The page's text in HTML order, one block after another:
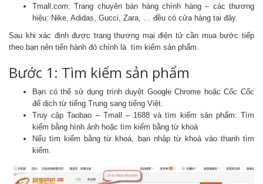
Tmall.com: Trang chuyên bán hàng chính hàng – các thương
hiệu: Nike, Adidas, Gucci, Zara, … đều có cửa hàng tại đây.
Sau khi xác định được trang thương mại điện tử cần mua bước tiếp
theo bạn nên tiến hành đó chính là tìm kiếm sản phẩm.
Bước 1: Tìm kiếm sản phẩm
Bạn có thể sử dụng trình duyệt Google Chrome hoặc Cốc Cốc
để dịch từ tiếng Trung sang tiếng Việt.
Truy cập Taobao – Tmall – 1688 và tìm kiếm sản phẩm: Tìm
kiếm bằng hình ảnh hoặc tìm kiếm bằng từ khoá
Nếu tìm kiếm bằng từ khoá, bạn nhập từ khoá vào thanh tìm
kiếm.